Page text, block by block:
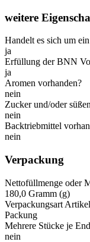
weitere
Handelt es sich um
ja
Erfüllung der BNN
ja
Aromen vorhanden?
nein
Zucker und/oder
nein
Backtriebmittel
nein
Verpackung
Nettofüllmenge oder
180,0 Gramm (g)
Verpackungsart Artikel
Packung
Mehrere Stücke je
nein